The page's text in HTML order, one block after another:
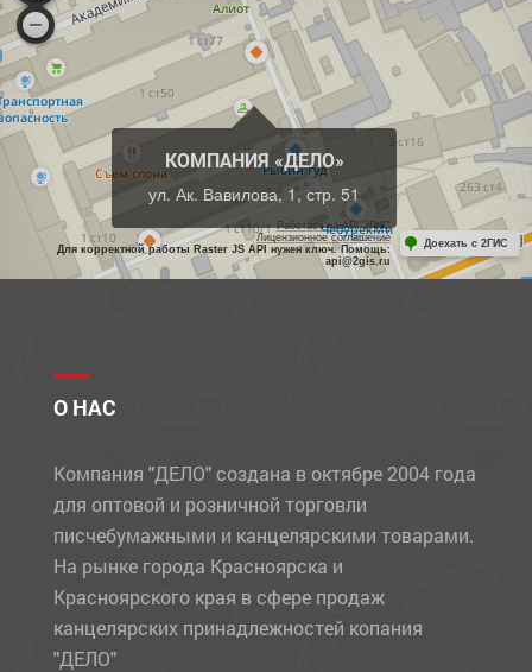
КОМПАНИЯ «ДЕЛО»
ул. Ак. Вавилова, 1, стр. 51
Работает на API 2ГИС
Лицензионное соглашение
Для корректной работы Raster JS API нужен ключ. Помощь:
api@2gis.ru
Доехать с 2ГИС
О НАС
Компания "ДЕЛО" создана в октябре 2004 года
для оптовой и розничной торговли
писчебумажными и канцелярскими товарами.
На рынке города Красноярска и
Красноярского края в сфере продаж
канцелярских принадлежностей копания
"ДЕЛО"